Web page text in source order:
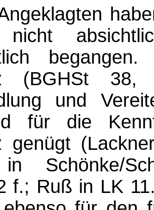
nicht
(BGHSt
und
für die
genügt
Schönke/
f.; Ruß in LK